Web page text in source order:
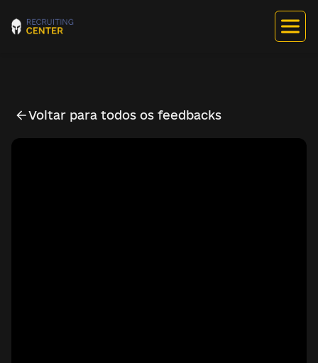
Voltar para todos os feedbacks